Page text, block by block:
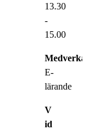
13.30
-
15.00
E-
lärande
V
id